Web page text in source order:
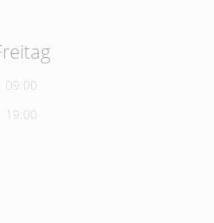
09:00
19:00